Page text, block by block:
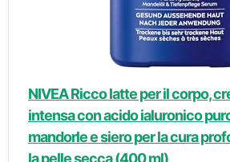
NIVEA Ricco latte per il corpo,
intensa con acido ialuronico
mandorle e siero per la cura
la pelle secca (400 ml)